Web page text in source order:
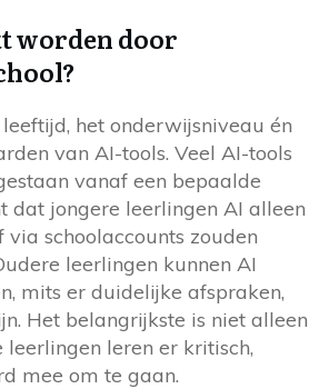
worden door
het onderwijsniveau én
van AI-tools. Veel AI-tools
vanaf een bepaalde
dat jongere leerlingen AI alleen
schoolaccounts zouden
leerlingen kunnen AI
mits er duidelijke afspraken,
Het belangrijkste is niet alleen
leren er kritisch,
mee om te gaan.